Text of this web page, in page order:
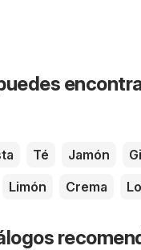
Té Jamón
Limón Crema